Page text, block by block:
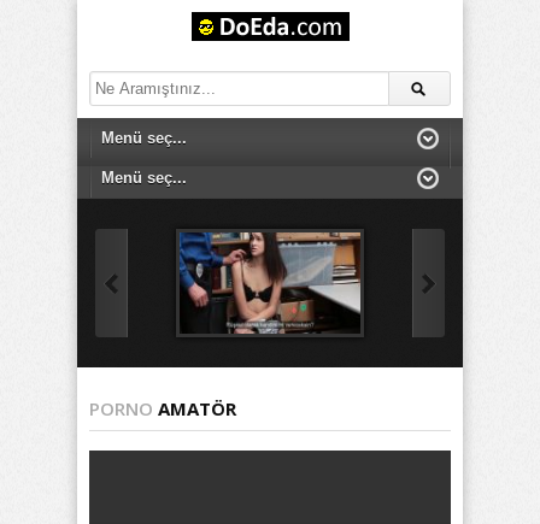
PORNO AMATÖR